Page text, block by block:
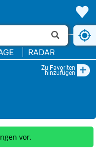
RADAR
Zu Favoriten
hinzufügen +
vor.